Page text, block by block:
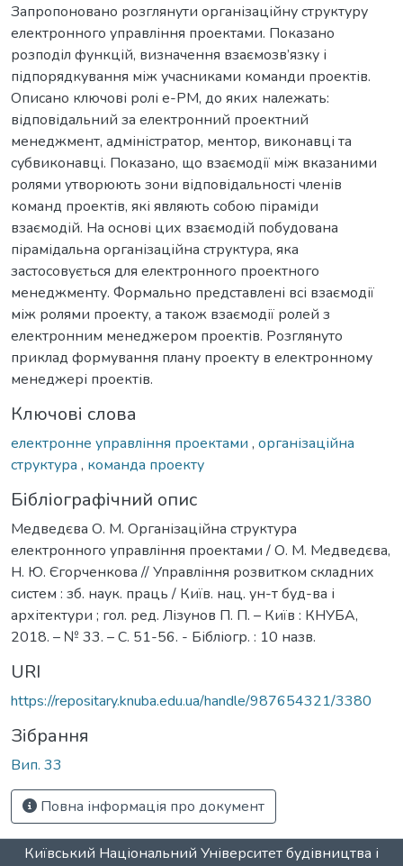
Запропоновано розглянути організаційну структуру
електронного управління проектами. Показано
розподіл функцій, визначення взаємозв’язку і
підпорядкування між учасниками команди проектів.
Описано ключові ролі е-РМ, до яких належать:
відповідальний за електронний проектний
менеджмент, адміністратор, ментор, виконавці та
субвиконавці. Показано, що взаємодії між вказаними
ролями утворюють зони відповідальності членів
команд проектів, які являють собою піраміди
взаємодій. На основі цих взаємодій побудована
пірамідальна організаційна структура, яка
застосовується для електронного проектного
менеджменту. Формально представлені всі взаємодії
між ролями проекту, а також взаємодії ролей з
електронним менеджером проектів. Розглянуто
приклад формування плану проекту в електронному
менеджері проектів.
Ключові слова
електронне управління проектами , організаційна
структура , команда проекту
Бібліографічний опис
Медведєва О. М. Організаційна структура
електронного управління проектами / О. М. Медведєва,
Н. Ю. Єгорченкова // Управління розвитком складних
систем : зб. наук. праць / Київ. нац. ун-т буд-ва і
архітектури ; гол. ред. Лізунов П. П. – Київ : КНУБА,
2018. – № 33. – С. 51-56. - Бібліогр. : 10 назв.
URI
https://repositary.knuba.edu.ua/handle/987654321/3380
Зібрання
Вип. 33
Повна інформація про документ
Київський Національний Університет будівництва і